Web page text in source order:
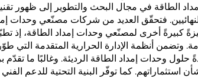
الطاقة في مجال البحث والتطوير إلى ظهور
فتحقّق العديد من شركات مصنّعي وحدات
ميزةً كبيرةً أخرى لمصنّعي وحدات إمداد الطاقة،
وتضمن أنظمة الإدارة الحرارية المتقدمة التي
وحدات إمداد الطاقة الرديئة. وغالبًا ما
استثماراتهم. كما توفّر البنية التحتية للدعم